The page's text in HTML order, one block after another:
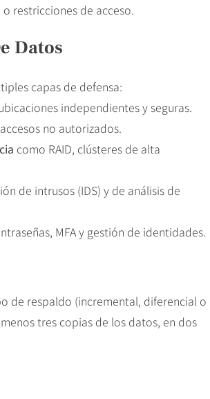
restricciones de acceso.
Datos
capas de defensa:
independientes y seguras.
no autorizados.
como RAID, clústeres de alta
de intrusos (IDS) y de análisis de
MFA y gestión de identidades.
de respaldo (incremental, diferencial o
tres copias de los datos, en dos